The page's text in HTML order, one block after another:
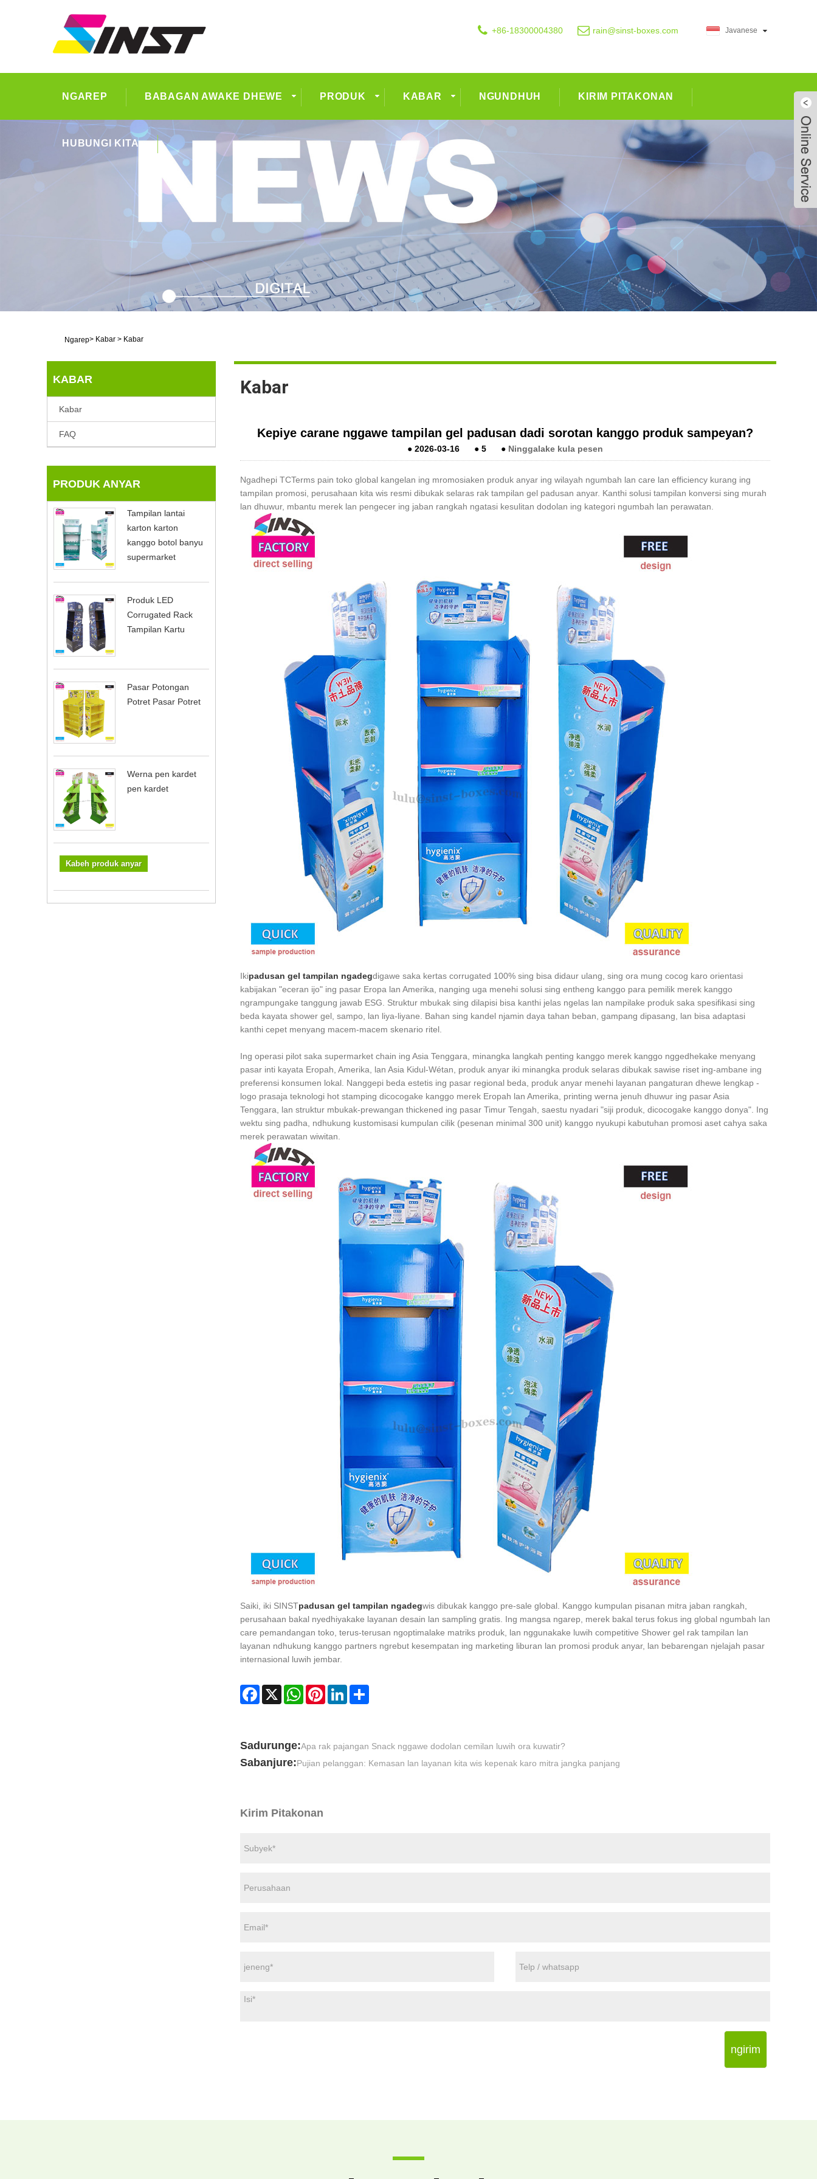
Javanese
+86-18300004380 rain@sinst-boxes.com
NGAREP BABAGAN AWAKE DHEWE PRODUK KABAR NGUNDHUH KIRIM PITAKONAN
HUBUNGI KITA
Ngarep> Kabar > Kabar
KABAR
Kabar
FAQ
PRODUK ANYAR
Tampilan lantai
karton karton
kanggo botol banyu
supermarket
Produk LED
Corrugated Rack
Tampilan Kartu
Pasar Potongan
Potret Pasar Potret
Werna pen kardet
pen kardet
Kabeh produk anyar
Kabar
Kepiye carane nggawe tampilan gel padusan dadi sorotan kanggo produk sampeyan?
● 2026-03-16 ● 5 ● Ninggalake kula pesen
Ngadhepi TCTerms pain toko global kangelan ing mromosiaken produk anyar ing wilayah ngumbah lan care lan efficiency kurang ing
tampilan promosi, perusahaan kita wis resmi dibukak selaras rak tampilan gel padusan anyar. Kanthi solusi tampilan konversi sing murah
lan dhuwur, mbantu merek lan pengecer ing jaban rangkah ngatasi kesulitan dodolan ing kategori ngumbah lan perawatan.
Ikipadusan gel tampilan ngadegdigawe saka kertas corrugated 100% sing bisa didaur ulang, sing ora mung cocog karo orientasi
kabijakan "eceran ijo" ing pasar Eropa lan Amerika, nanging uga menehi solusi sing entheng kanggo para pemilik merek kanggo
ngrampungake tanggung jawab ESG. Struktur mbukak sing dilapisi bisa kanthi jelas ngelas lan nampilake produk saka spesifikasi sing
beda kayata shower gel, sampo, lan liya-liyane. Bahan sing kandel njamin daya tahan beban, gampang dipasang, lan bisa adaptasi
kanthi cepet menyang macem-macem skenario ritel.
Ing operasi pilot saka supermarket chain ing Asia Tenggara, minangka langkah penting kanggo merek kanggo nggedhekake menyang
pasar inti kayata Eropah, Amerika, lan Asia Kidul-Wétan, produk anyar iki minangka produk selaras dibukak sawise riset ing-ambane ing
preferensi konsumen lokal. Nanggepi beda estetis ing pasar regional beda, produk anyar menehi layanan pangaturan dhewe lengkap -
logo prasaja teknologi hot stamping dicocogake kanggo merek Eropah lan Amerika, printing werna jenuh dhuwur ing pasar Asia
Tenggara, lan struktur mbukak-prewangan thickened ing pasar Timur Tengah, saestu nyadari "siji produk, dicocogake kanggo donya". Ing
wektu sing padha, ndhukung kustomisasi kumpulan cilik (pesenan minimal 300 unit) kanggo nyukupi kabutuhan promosi aset cahya saka
merek perawatan wiwitan.
Saiki, iki SINSTpadusan gel tampilan ngadegwis dibukak kanggo pre-sale global. Kanggo kumpulan pisanan mitra jaban rangkah,
perusahaan bakal nyedhiyakake layanan desain lan sampling gratis. Ing mangsa ngarep, merek bakal terus fokus ing global ngumbah lan
care pemandangan toko, terus-terusan ngoptimalake matriks produk, lan nggunakake luwih competitive Shower gel rak tampilan lan
layanan ndhukung kanggo partners ngrebut kesempatan ing marketing liburan lan promosi produk anyar, lan bebarengan njelajah pasar
internasional luwih jembar.
Facebook
X WhatsAppPinterestLinkedInShare
Sadurunge:Apa rak pajangan Snack nggawe dodolan cemilan luwih ora kuwatir?
Sabanjure:Pujian pelanggan: Kemasan lan layanan kita wis kepenak karo mitra jangka panjang
Kirim Pitakonan
ngirim